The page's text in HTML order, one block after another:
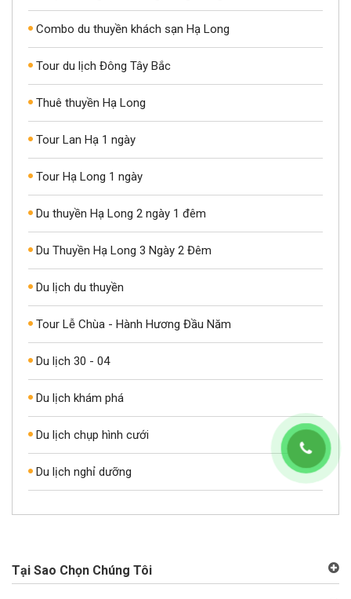
Combo du thuyền khách sạn Hạ Long
Tour du lịch Đông Tây Bắc
Thuê thuyền Hạ Long
Tour Lan Hạ 1 ngày
Tour Hạ Long 1 ngày
Du thuyền Hạ Long 2 ngày 1 đêm
Du Thuyền Hạ Long 3 Ngày 2 Đêm
Du lịch du thuyền
Tour Lễ Chùa - Hành Hương Đầu Năm
Du lịch 30 - 04
Du lịch khám phá
Du lịch chụp hình cưới
Du lịch nghỉ dưỡng
Tại Sao Chọn Chúng Tôi